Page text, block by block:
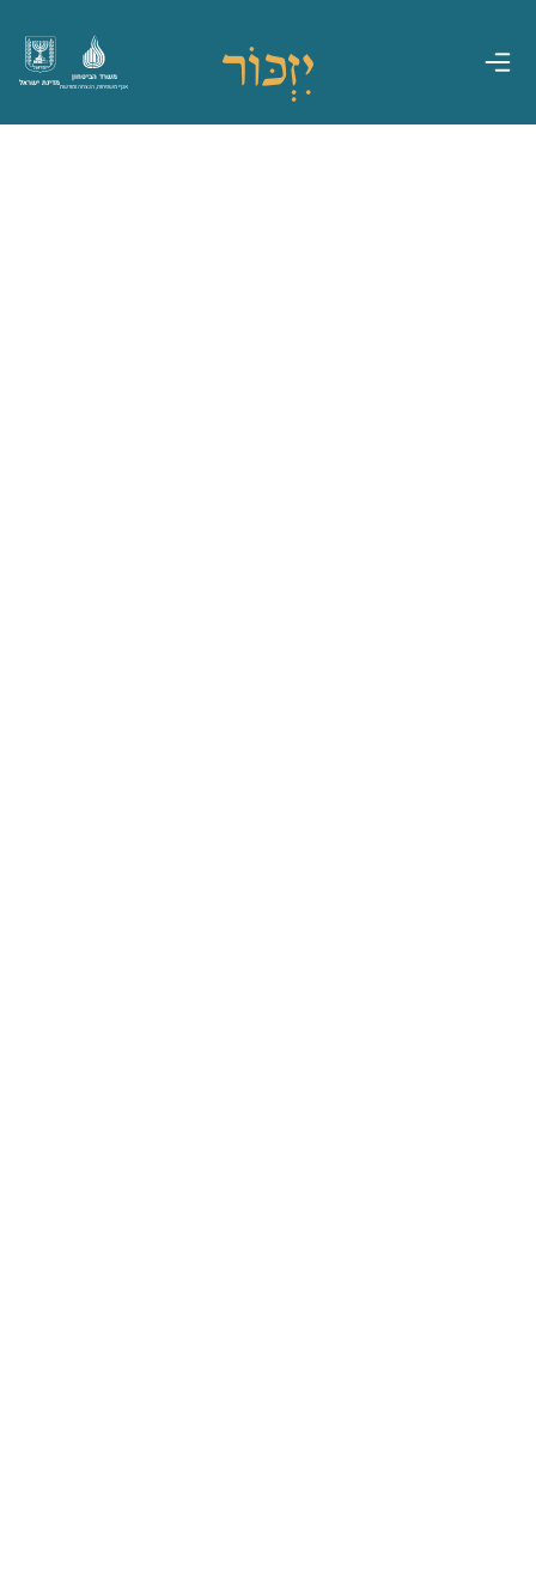
מדינת ישראל
משרד הביטחון
אגף משפחות, הנצחה ומורשת